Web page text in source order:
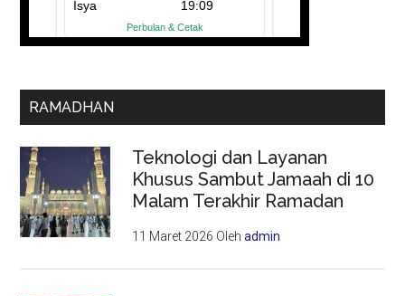
RAMADHAN
Teknologi dan Layanan
Khusus Sambut Jamaah di 10
Malam Terakhir Ramadan
11 Maret 2026 Olehadmin